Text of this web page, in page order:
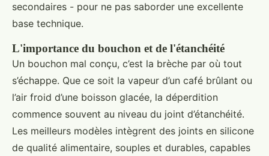
secondaires - pour ne pas saborder une excellente
base technique.
L'importance du bouchon et de l'étanchéité
Un bouchon mal conçu, c’est la brèche par où tout
s’échappe. Que ce soit la vapeur d’un café brûlant ou
l’air froid d’une boisson glacée, la déperdition
commence souvent au niveau du joint d’étanchéité.
Les meilleurs modèles intègrent des joints en silicone
de qualité alimentaire, souples et durables, capables